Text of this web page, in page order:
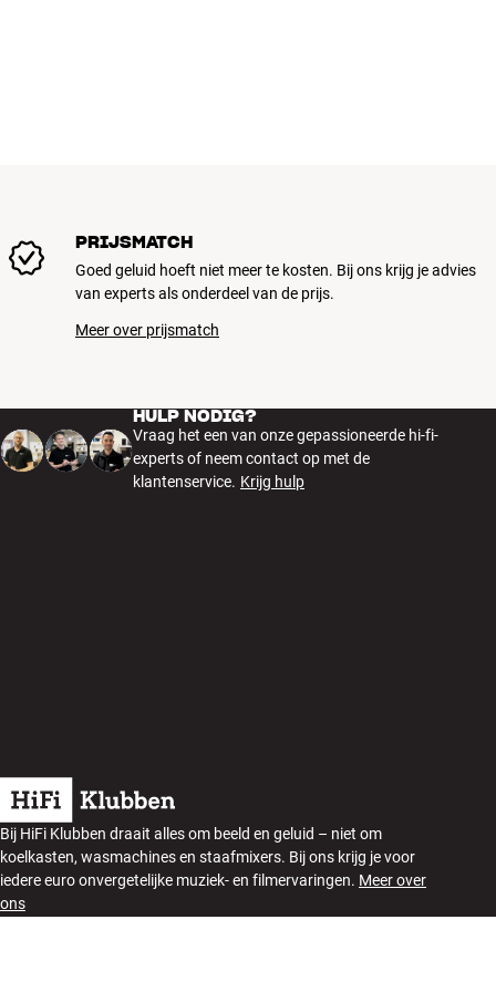
PRIJSMATCH
Goed geluid hoeft niet meer te kosten. Bij ons krijg je advies
van experts als onderdeel van de prijs.
Meer over prijsmatch
HULP NODIG?
Vraag het een van onze gepassioneerde hi-fi-
experts of neem contact op met de
klantenservice. Krijg hulp
Bij HiFi Klubben draait alles om beeld en geluid – niet om
koelkasten, wasmachines en staafmixers. Bij ons krijg je voor
iedere euro onvergetelijke muziek- en filmervaringen. Meer over
ons